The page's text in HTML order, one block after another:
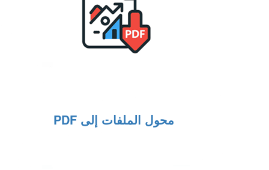
محول الملفات إلى PDF